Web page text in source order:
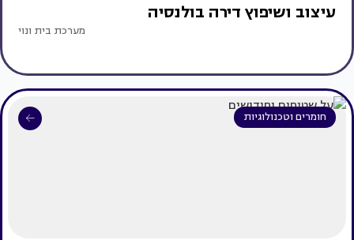
עיצוב ושיפוץ דירה בולנסיה
מערכת בית ונוי
חומרים וטכנולוגיות